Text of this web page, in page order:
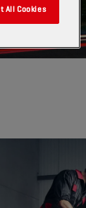
All Cookies